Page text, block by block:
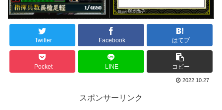
Twitter Facebook はてブ
Pocket LINE コピー
2022.10.27
スポンサーリンク